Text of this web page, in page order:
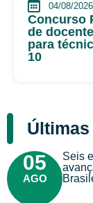
04/08/2026
Concurso
de
para
10
05
AGO
Seis